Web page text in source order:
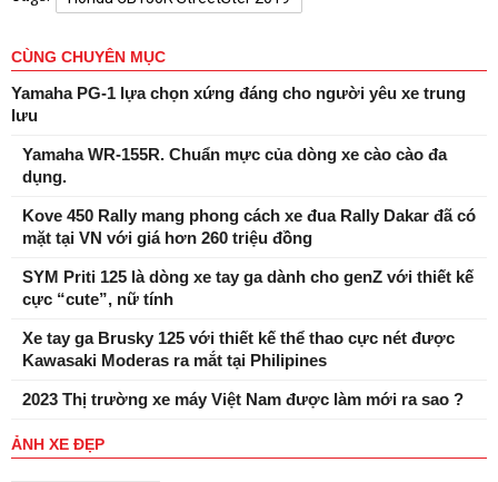
CÙNG CHUYÊN MỤC
Yamaha PG-1 lựa chọn xứng đáng cho người yêu xe trung
lưu
Yamaha WR-155R. Chuẩn mực của dòng xe cào cào đa
dụng.
Kove 450 Rally mang phong cách xe đua Rally Dakar đã có
mặt tại VN với giá hơn 260 triệu đồng
SYM Priti 125 là dòng xe tay ga dành cho genZ với thiết kế
cực “cute”, nữ tính
Xe tay ga Brusky 125 với thiết kế thể thao cực nét được
Kawasaki Moderas ra mắt tại Philipines
2023 Thị trường xe máy Việt Nam được làm mới ra sao ?
ẢNH XE ĐẸP